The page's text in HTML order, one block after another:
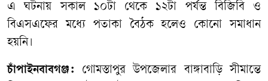
এ ঘটনায় সকাল ১০টা থেকে ১২টা পর্যন্ত বিজিবি ও
বিএসএফের মধ্যে পতাকা বৈঠক হলেও কোনো সমাধান
হয়নি।
চাঁপাইনবাবগঞ্জ: গোমস্তাপুর উপজেলার বাঙ্গাবাড়ি সীমান্তে